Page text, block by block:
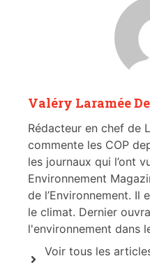
Valéry Laramée
Rédacteur en chef de
commente les COP
les journaux qui l’ont
Environnement
de l’Environnement. Il
le climat. Dernier
l'environnement dans
Voir tous les